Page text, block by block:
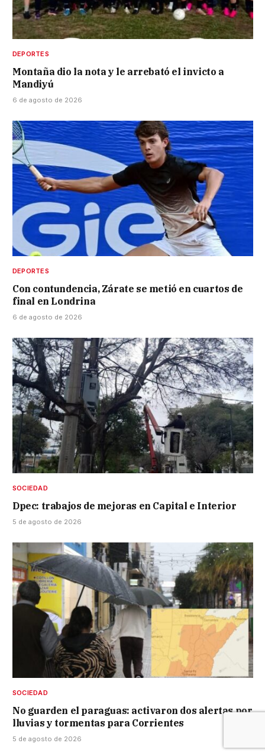
DEPORTES
Montaña dio la nota y le arrebató el invicto a
Mandiyú
6 de agosto de 2026
DEPORTES
Con contundencia, Zárate se metió en cuartos de
final en Londrina
6 de agosto de 2026
SOCIEDAD
Dpec: trabajos de mejoras en Capital e Interior
5 de agosto de 2026
SOCIEDAD
No guarden el paraguas: activaron dos alertas por
lluvias y tormentas para Corrientes
5 de agosto de 2026